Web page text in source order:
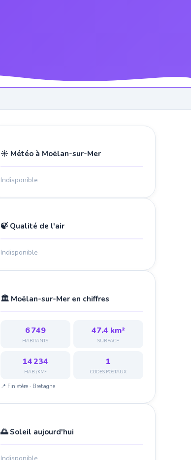
☀️ Météo à Moëlan-sur-Mer
Indisponible
🍃 Qualité de l'air
Indisponible
🏛️ Moëlan-sur-Mer en chiffres
6 749
HABITANTS
47.4 km²
SURFACE
14 234
HAB./KM²
1
CODES POSTAUX
📍 Finistère · Bretagne
🌅 Soleil aujourd'hui
Indisponible